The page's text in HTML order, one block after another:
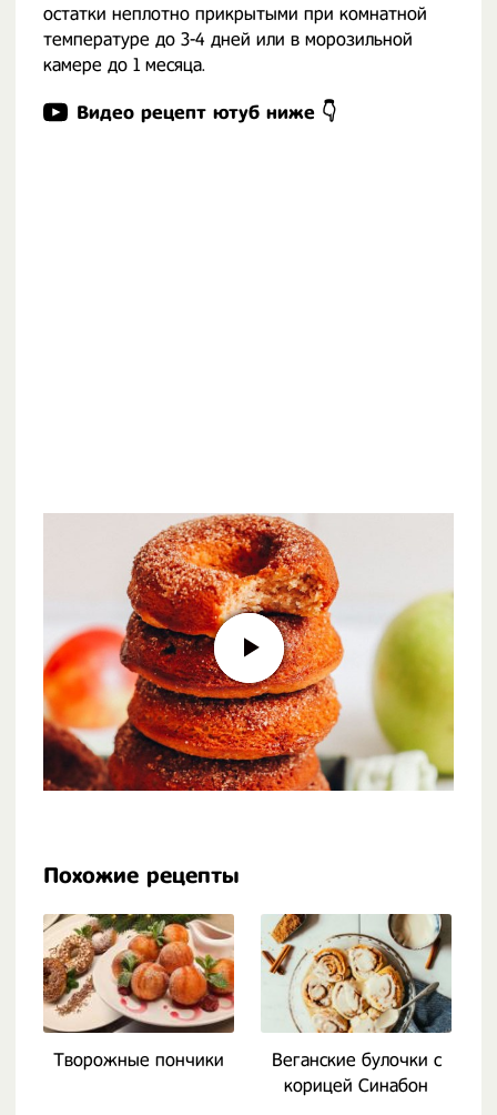
остатки неплотно прикрытыми при комнатной
температуре до 3-4 дней или в морозильной
камере до 1 месяца.
Видео рецепт ютуб ниже 👇
Похожие рецепты
Творожные пончики
Веганские булочки с
корицей Синабон